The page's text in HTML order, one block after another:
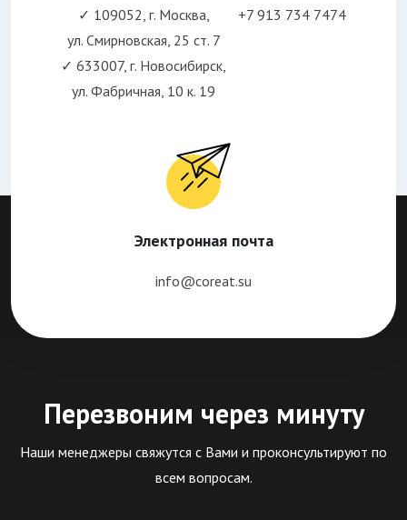
✓ 109052, г. Москва,
ул. Смирновская, 25 ст. 7
✓ 633007, г. Новосибирск,
ул. Фабричная, 10 к. 19
+7 913 734 7474
Электронная почта
info@coreat.su
Перезвоним через минуту
Наши менеджеры свяжутся с Вами и проконсультируют по
всем вопросам.